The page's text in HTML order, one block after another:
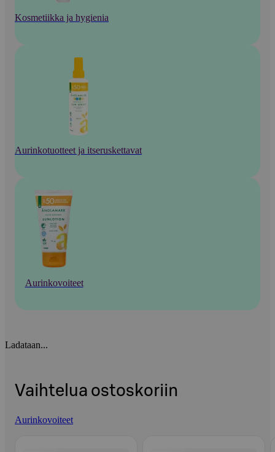
Kosmetiikka ja hygienia
Aurinkotuotteet ja itseruskettavat
Aurinkovoiteet
Ladataan...
Vaihtelua ostoskoriin
Aurinkovoiteet